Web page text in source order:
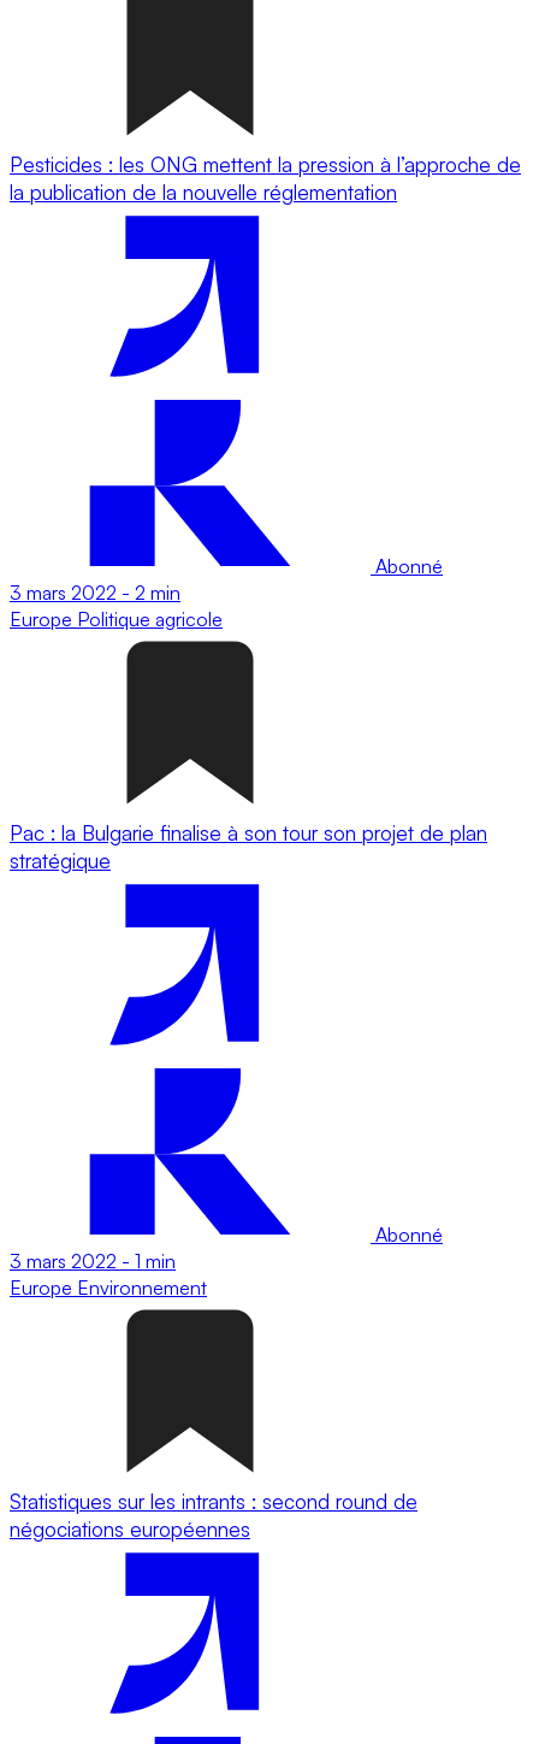
Pesticides : les ONG mettent la pression à l’approche de
la publication de la nouvelle réglementation
Abonné
3 mars 2022 - 2 min
Europe Politique agricole
Pac : la Bulgarie finalise à son tour son projet de plan
stratégique
Abonné
3 mars 2022 - 1 min
Europe Environnement
Statistiques sur les intrants : second round de
négociations européennes